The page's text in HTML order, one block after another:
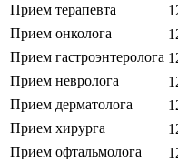
Прием терапевта
Прием онколога
Прием гастроэнтеролога
Прием невролога
Прием дерматолога
Прием хирурга
Прием офтальмолога